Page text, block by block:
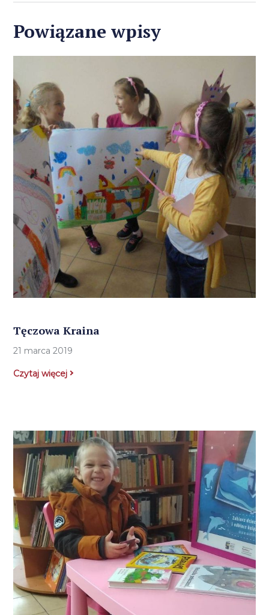
Powiązane wpisy
Tęczowa Kraina
21 marca 2019
Czytaj więcej